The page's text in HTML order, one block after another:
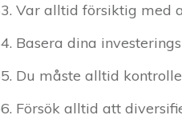
Var alltid försiktig med
Basera dina
Du måste alltid
Försök alltid att